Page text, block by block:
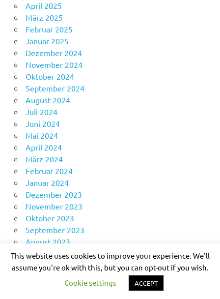
April 2025
März 2025
Februar 2025
Januar 2025
Dezember 2024
November 2024
Oktober 2024
September 2024
August 2024
Juli 2024
Juni 2024
Mai 2024
April 2024
März 2024
Februar 2024
Januar 2024
Dezember 2023
November 2023
Oktober 2023
September 2023
August 2023
Juli 2023
Juni 2023
This website uses cookies to improve your experience. We'll
assume you're ok with this, but you can opt-out if you wish.
Cookie settings
ACCEPT